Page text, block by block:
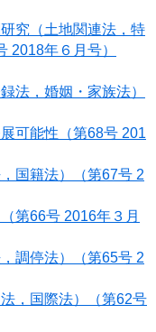
究（土地関連法，特
2018年６月号）
法，婚姻・家族法）
可能性（第68号 201
国籍法）（第67号 2
第66号 2016年３月
調停法）（第65号 2
，国際法）（第62号